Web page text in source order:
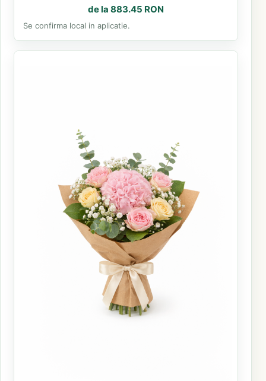
de la 883.45 RON
Se confirma local in aplicatie.